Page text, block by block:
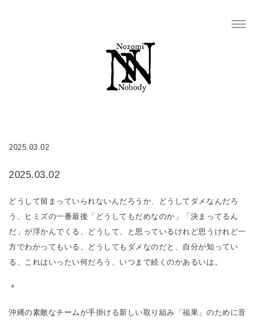
2025.03.02
2025.03.02
どうして留まっていられないんだろうか、どうしてダメなんだろ
う、ヒミズの一番最後「どうしてもだめなのか」「決まってるん
だ」が浮かんでくる、どうして、と思っているけれど思うけれど一
方でわかってもいる、どうしてもダメなのだと、自分が知ってい
る、これはいったい何だろう、いつまで続くのかあるいは。
＊
沖縄の素敵なチームが手掛ける新しい取り組み「福果」のために音